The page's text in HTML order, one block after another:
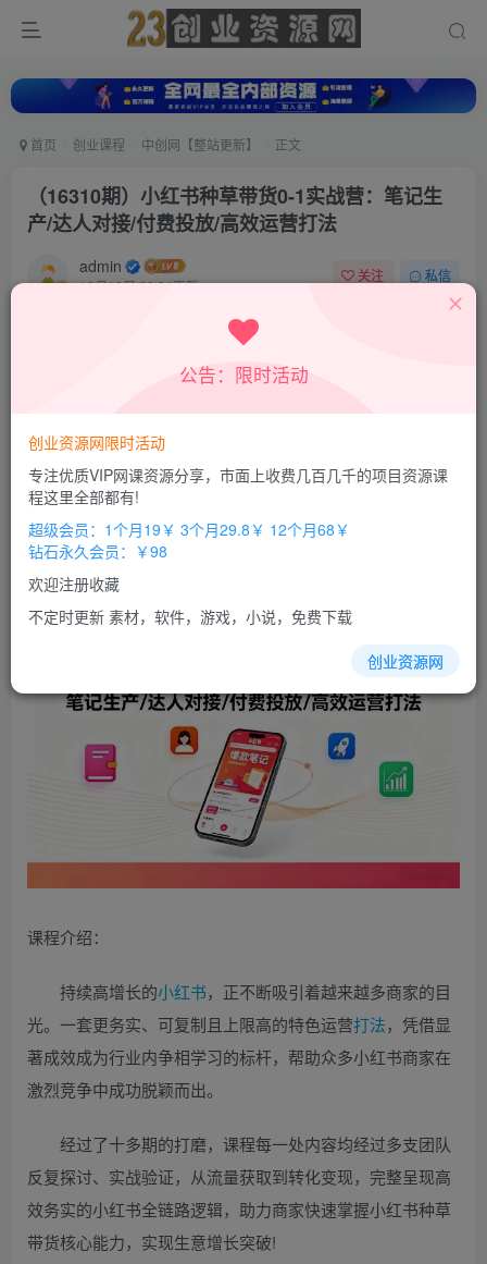
首页 创业课程 中创网【整站更新】 正文
（16310期）小红书种草带货0-1实战营：笔记生
产/达人对接/付费投放/高效运营打法
admin
10月18日 20:34更新
关注 私信
超级会员
立即购买
您当前未登录！建议登陆后购买，办理会员包月更省钱，可保存购
课程介绍：
持续高增长的小红书，正不断吸引着越来越多商家的目
光。一套更务实、可复制且上限高的特色运营打法，凭借显
著成效成为行业内争相学习的标杆，帮助众多小红书商家在
激烈竞争中成功脱颖而出。
经过了十多期的打磨，课程每一处内容均经过多支团队
反复探讨、实战验证，从流量获取到转化变现，完整呈现高
效务实的小红书全链路逻辑，助力商家快速掌握小红书种草
带货核心能力，实现生意增长突破!
公告：限时活动
创业资源网限时活动
专注优质VIP网课资源分享，市面上收费几百几千的项目资源课
程这里全部都有!
超级会员：1个月19￥ 3个月29.8￥ 12个月68￥
钻石永久会员：￥98
欢迎注册收藏
不定时更新 素材，软件，游戏，小说，免费下载
创业资源网